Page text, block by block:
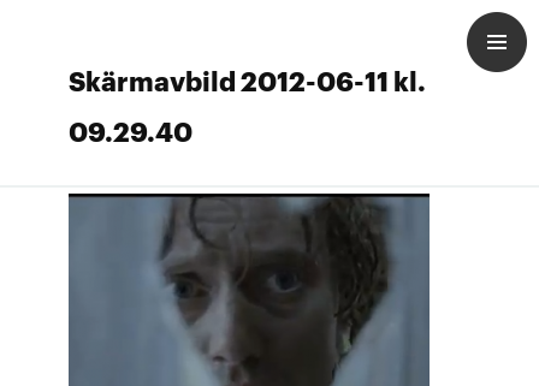
Skärmavbild 2012-06-11 kl.
09.29.40